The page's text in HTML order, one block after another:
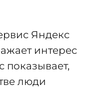
Яндекс
интерес
показывает,
люди